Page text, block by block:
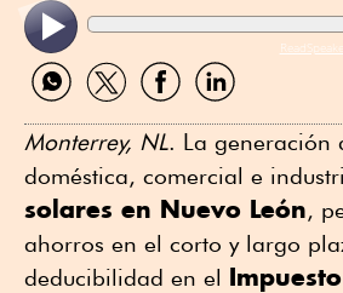
Compartir
por
Compartir
por
Compartir
por
Compartir
por
Monterrey, NL. La generación
doméstica, comercial e
solares en Nuevo León,
ahorros en el corto y largo
deducibilidad en el